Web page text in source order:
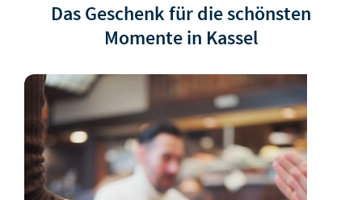
Das Geschenk für die schönsten
Momente in Kassel